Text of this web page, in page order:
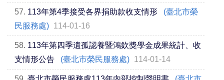
57. 113年第4季接受各界捐助款收支情形
(臺北市榮
民服務處) 114-01-16
58. 113年第四季遺孤認養暨鴻欽獎學金成果統計、收
支情形公告
(臺北市榮民服務處) 114-01-14